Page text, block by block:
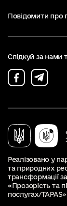
Повідомити про
Слідкуй за нами
Реалізовано у
та природних
трансформації
«Прозорість та
послугах/